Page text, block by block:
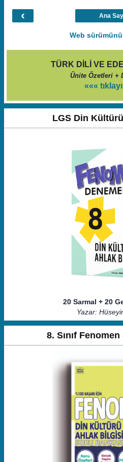
‹ Ana
Web
TÜRK DİLİ VE
Ünite Özetleri +
«««
LGS Din
20 Sarmal + 20
Yazar:
8. Sınıf